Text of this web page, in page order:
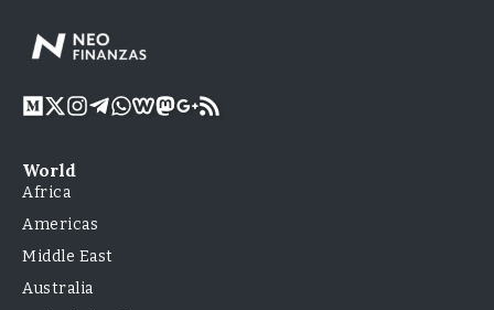
World
Africa
Americas
Middle East
Australia